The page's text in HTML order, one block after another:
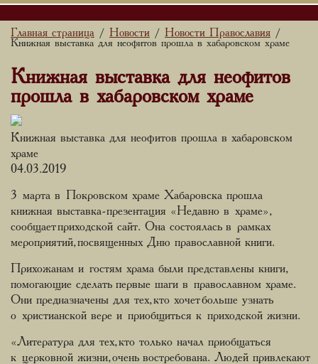
Главная страница / Новости / Новости Православия /
Книжная выставка для неофитов прошла в хабаровском храме
Книжная выставка для неофитов
прошла в хабаровском храме
Книжная выставка для неофитов прошла в хабаровском
храме
04.03.2019
3 марта в Покровском храме Хабаровска прошла
книжная выставка-презентация «Недавно в храме»,
сообщает приходской сайт. Она состоялась в рамках
мероприятий, посвященных Дню православной книги.
Прихожанам и гостям храма были представлены книги,
помогающие сделать первые шаги в православном храме.
Они предназначены для тех, кто хочет больше узнать
о христианской вере и приобщиться к приходской жизни.
«Литература для тех, кто только начал приобщаться
к церковной жизни, очень востребована. Людей привлекают